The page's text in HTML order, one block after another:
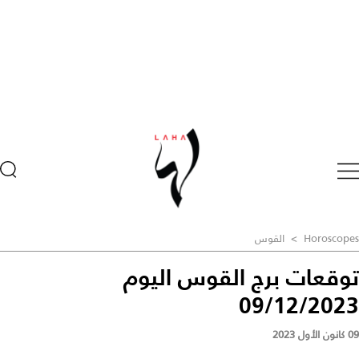
Horoscopes
> القوس
توقعات برج القوس اليوم
09/12/2023
09 كانون الأول 2023